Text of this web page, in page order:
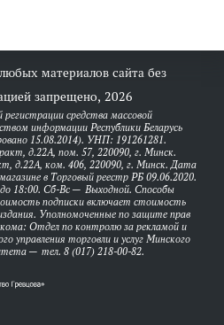
материалов сайта без
запрещено, 2026
регистрации средства массовой
информации Республики Беларусь
15.08.2014). УНП: 191261281.
д.22А, пом. 57, 220090, г. Минск.
д.22А, ком. 406, 220090, г. Минск. Дата
в Торговый реестр РБ 09.06.2020.
18:00. Сб-Вс — Выходной. Способы
подписки включает стоимость
Уполномоченные по защите прав
Отдел по контролю за рекламой и
управления торговли и услуг Минского
— тел. 8 (017) 218-00-82.